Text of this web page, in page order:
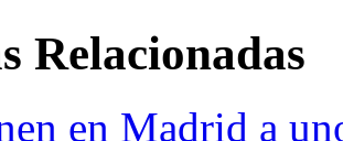
Relacionadas
en Madrid a